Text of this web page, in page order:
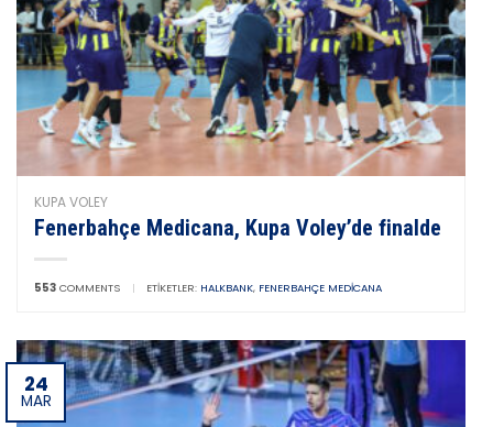
KUPA VOLEY
Fenerbahçe Medicana, Kupa Voley’de finalde
553 COMMENTS | ETIKETLER: HALKBANK, FENERBAHÇE MEDICANA
24
MAR